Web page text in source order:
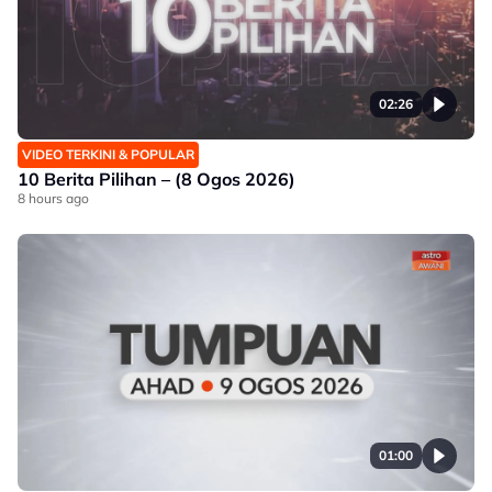
02:26
VIDEO TERKINI & POPULAR
10 Berita Pilihan – (8 Ogos 2026)
8 hours ago
01:00